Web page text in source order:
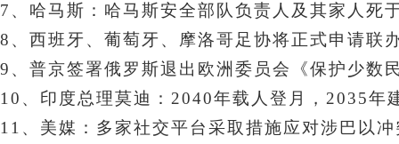
7、哈马斯：哈马斯安全部队负责人及其家人死
8、西班牙、葡萄牙、摩洛哥足协将正式申请联
9、普京签署俄罗斯退出欧洲委员会《保护少数
10、印度总理莫迪：2040年载人登月，2035年
11、美媒：多家社交平台采取措施应对涉巴以